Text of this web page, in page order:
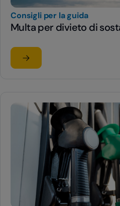
Consigli per la guida
Multa per divieto di
Leggi l'articolo
su Multa per divieto di